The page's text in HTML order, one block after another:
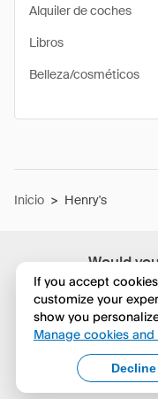
Would
Alquiler de coches
Libros
Belleza/cosméticos
Inicio > Henry's
If you accept
customize your
show you
Manage cookies
Decline